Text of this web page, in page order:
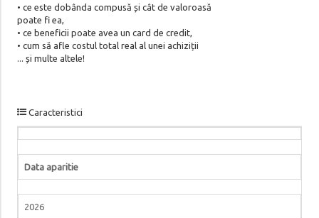
• ce este dobânda compusă și cât de valoroasă
poate fi ea,
• ce beneficii poate avea un card de credit,
• cum să afle costul total real al unei achiziții
... și multe altele!
Caracteristici
Data aparitie
2026